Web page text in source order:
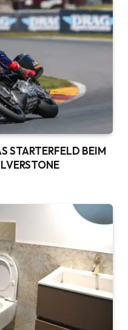
STARTERFELD BEIM